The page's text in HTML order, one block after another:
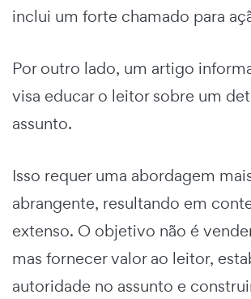
inclui um forte chamado para
Por outro lado, um artigo
visa educar o leitor sobre um
assunto.
Isso requer uma abordagem
abrangente, resultando em
extenso. O objetivo não é
mas fornecer valor ao leitor,
autoridade no assunto e